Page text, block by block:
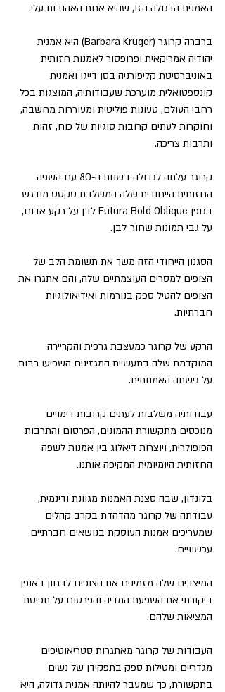
האמנית הדגולה הזו, שהיא אחת האהובות עלי.
ברברה קרוגר (Barbara Kruger) היא אמנית
יהודיה אמריקאית ופרופסור לאמנות חזותית
באוניברסיטת קליפורניה בסן דייגו ואמנית
קונספטואלית מוערכת שעבודותיה, המוצגות בכל
רחבי העולם, טעונות פוליטית ומעוררות מחשבה,
וחוקרות לעתים קרובות סוגיות של כוח, זהות
ותרבות צריכה.
קרוגר עלתה לגדולה בשנות ה-80 עם השפה
החזותית הייחודית שלה המשלבת טקסט מודגש
בגופן Futura Bold Oblique לבן על רקע אדום,
על גבי תמונות שחור-לבן.
הסגנון הייחודי הזה משך את תשומת הלב של
הצופים למסרים העוצמתיים שלה, והם אתגרו את
הצופים להטיל ספק בנורמות ואידיאולוגיות
חברתיות.
הרקע של קרוגר כמעצבת גרפית והקריירה
המוקדמת שלה בתעשיית המגזינים השפיעו רבות
על גישתה האמנותית.
עבודותיה משלבות לעתים קרובות דימויים
מנוכסים מתקשורת ההמונים, הפרסום והתרבות
הפופולרית, ויוצרות דיאלוג בין אמנות לשפה
החזותית היומיומית המקיפה אותנו.
בלונדון, שבה סצנת האמנות מגוונת ודינמית,
עבודתה של קרוגר מהדהדת בקרב קהלים
שמעריכים אמנות העוסקת בנושאים חברתיים
עכשוויים.
המיצבים שלה מזמינים את הצופים לבחון באופן
ביקורתי את השפעת המדיה והפרסום על תפיסת
המציאות שלהם.
העבודות של קרוגר מאתגרות סטריאוטיפים
מגדריים ומטילות ספק בתפקידן של נשים
בתקשורת, כך שמעבר להיותה אמנית גדולה, היא